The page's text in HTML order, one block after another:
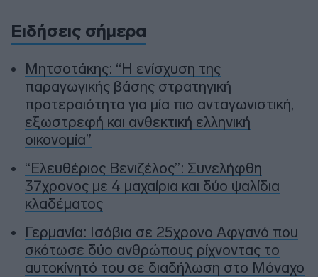
Ειδήσεις σήμερα
Μητσοτάκης: “Η ενίσχυση της
παραγωγικής βάσης στρατηγική
προτεραιότητα για μία πιο ανταγωνιστική,
εξωστρεφή και ανθεκτική ελληνική
οικονομία”
“Ελευθέριος Βενιζέλος”: Συνελήφθη
37χρονος με 4 μαχαίρια και δύο ψαλίδια
κλαδέματος
Γερμανία: Ισόβια σε 25χρονο Αφγανό που
σκότωσε δύο ανθρώπους ρίχνοντας το
αυτοκίνητό του σε διαδήλωση στο Μόναχο